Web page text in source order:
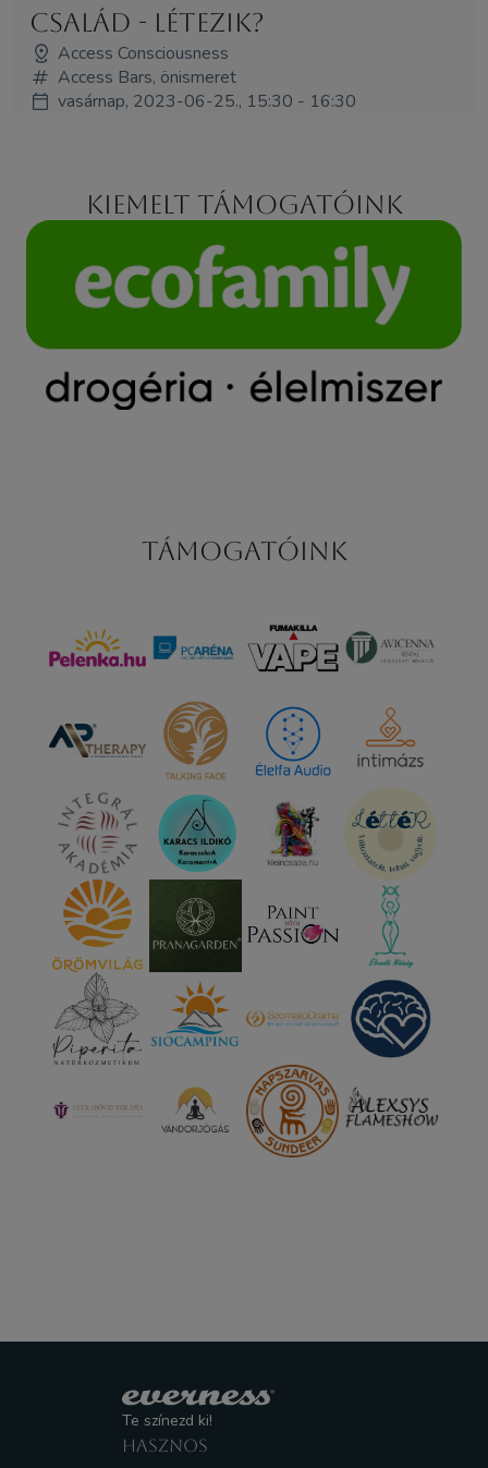
család - létezik?
Access Consciousness
Access Bars, önismeret
vasárnap, 2023-06-25., 15:30 - 16:30
Kiemelt támogatóink
Támogatóink
Te színezd ki!
HASZNOS